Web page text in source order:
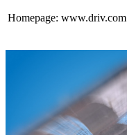
Homepage: www.driv.com